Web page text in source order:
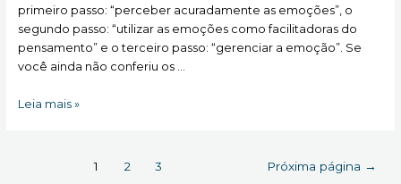
primeiro passo: “perceber acuradamente as emoções”, o
segundo passo: “utilizar as emoções como facilitadoras do
pensamento” e o terceiro passo: “gerenciar a emoção”. Se
você ainda não conferiu os …
Os
Leia mais »
1 2 3 Próxima página →